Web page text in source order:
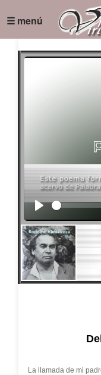
☰ menú
La llamada de mi